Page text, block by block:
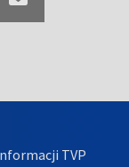
TVP